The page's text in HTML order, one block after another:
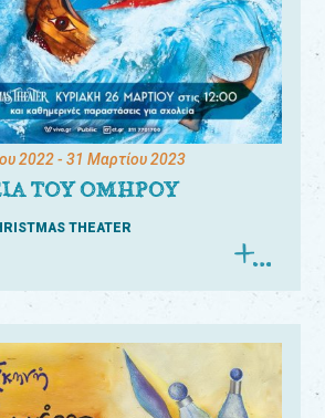
2022- 31 Μαρτίου 2023
ΤΟΥ ΟΜΗΡΟΥ
THEATER